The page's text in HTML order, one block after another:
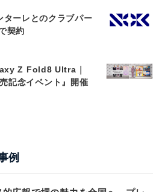
ターレとのクラブパー
契約
Z Fold8 Ultra｜
記念イベント』開催
例